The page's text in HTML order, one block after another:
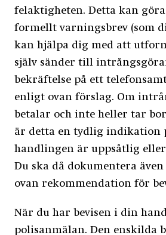
felaktigheten. Detta kan
formellt varningsbrev (som
kan hjälpa dig med att
själv sänder till
bekräftelse på ett
enligt ovan förslag. Om
betalar och inte heller tar
är detta en tydlig indikation
handlingen är uppsåtlig
Du ska då dokumentera
ovan rekommendation för
När du har bevisen i din
polisanmälan. Den enskilda